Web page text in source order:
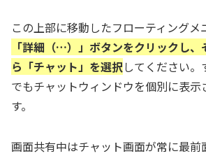
この上部に移動したフローティングメ
「詳細（…）」ボタンをクリックし
ら「チャット」を選択してください
でもチャットウィンドウを個別に表示
す。
画面共有中はチャット画面が常に最前